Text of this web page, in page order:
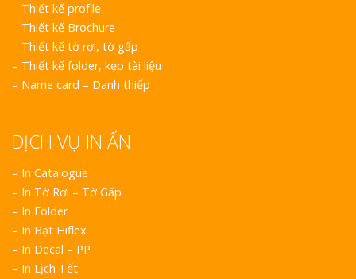
– Thiết kế profile
– Thiết kế Brochure
– Thiết kế tờ rơi, tờ gấp
– Thiết kế folder, kẹp tài liệu
– Name card – Danh thiếp
DỊCH VỤ IN ẤN
– In Catalogue
– In Tờ Rơi – Tờ Gấp
– In Folder
– In Bạt Hiflex
– In Decal – PP
– In Lịch Tết